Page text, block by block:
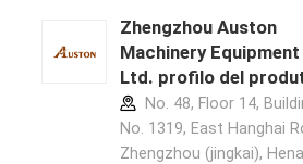
Zhengzhou Auston
Machinery Equipment
Ltd. profilo del
No. 48, Floor 14,
No. 1319, East Hanghai
Zhengzhou (jingkai),